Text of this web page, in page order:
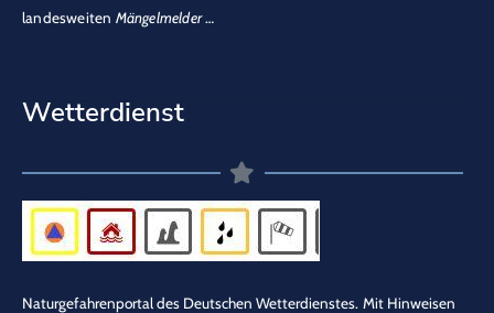
landesweiten Mängelmelder…
Wetterdienst
Naturgefahrenportal des Deutschen Wetterdienstes. Mit Hinweisen